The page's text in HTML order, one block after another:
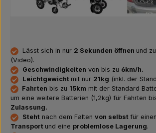
Lässt sich in nur 2 Sekunden öffnen und
(Video).
Geschwindigkeiten von bis zu 6km/h.
Leichtgewicht mit nur 21kg (inkl. der
Fahrten bis zu 15km mit der Standard
um eine weitere Batterien (1,2kg) für Fahrten
Zulassung.
Steht nach dem Falten von selbst für einen
Transport und eine problemlose Lagerung.